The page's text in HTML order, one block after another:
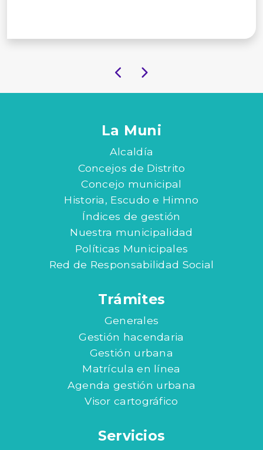
La Muni
Alcaldía
Concejos de Distrito
Concejo municipal
Historia, Escudo e Himno
Índices de gestión
Nuestra municipalidad
Políticas Municipales
Red de Responsabilidad Social
Trámites
Generales
Gestión hacendaria
Gestión urbana
Matrícula en línea
Agenda gestión urbana
Visor cartográfico
Servicios